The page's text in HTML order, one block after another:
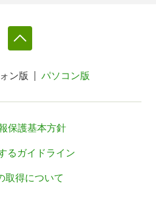
ン版 パソコン版
保護基本方針
るガイドライン
取得について